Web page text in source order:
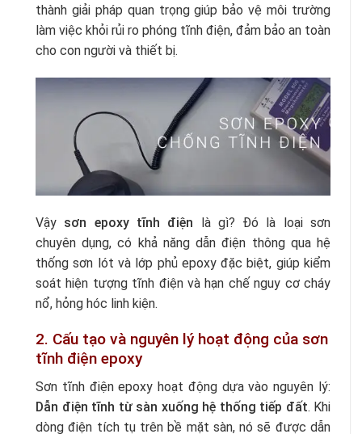
thành giải pháp quan trọng giúp bảo vệ môi trường
làm việc khỏi rủi ro phóng tĩnh điện, đảm bảo an toàn
cho con người và thiết bị.
Vậy sơn epoxy tĩnh điện là gì? Đó là loại sơn
chuyên dụng, có khả năng dẫn điện thông qua hệ
thống sơn lót và lớp phủ epoxy đặc biệt, giúp kiểm
soát hiện tượng tĩnh điện và hạn chế nguy cơ cháy
nổ, hỏng hóc linh kiện.
2. Cấu tạo và nguyên lý hoạt động của sơn
tĩnh điện epoxy
Sơn tĩnh điện epoxy hoạt động dựa vào nguyên lý:
Dẫn điện tĩnh từ sàn xuống hệ thống tiếp đất. Khi
dòng điện tích tụ trên bề mặt sàn, nó sẽ được dẫn